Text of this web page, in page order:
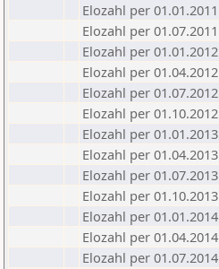
Elozahl per 01.01.2011
Elozahl per 01.07.2011
Elozahl per 01.01.2012
Elozahl per 01.04.2012
Elozahl per 01.07.2012
Elozahl per 01.10.2012
Elozahl per 01.01.2013
Elozahl per 01.04.2013
Elozahl per 01.07.2013
Elozahl per 01.10.2013
Elozahl per 01.01.2014
Elozahl per 01.04.2014
Elozahl per 01.07.2014